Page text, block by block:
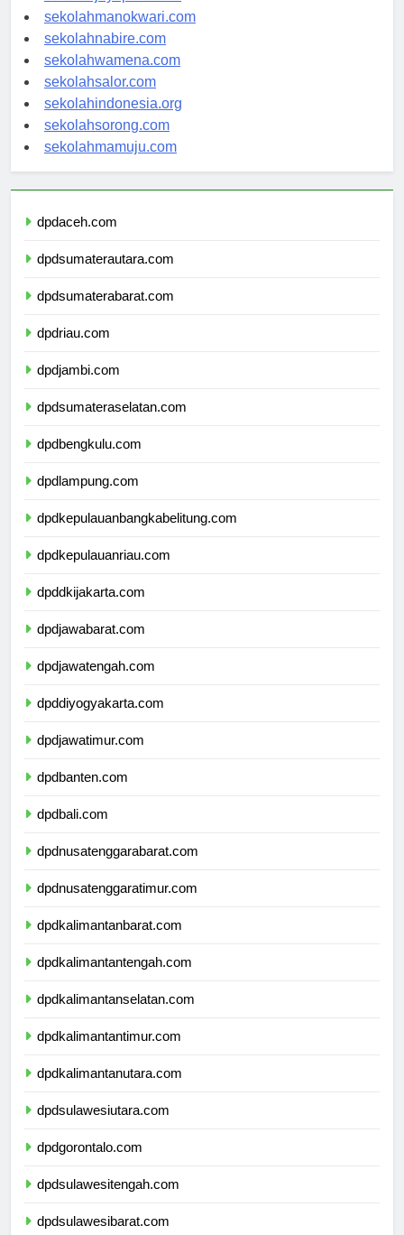
sekolahjayapura.com
sekolahmanokwari.com
sekolahnabire.com
sekolahwamena.com
sekolahsalor.com
sekolahindonesia.org
sekolahsorong.com